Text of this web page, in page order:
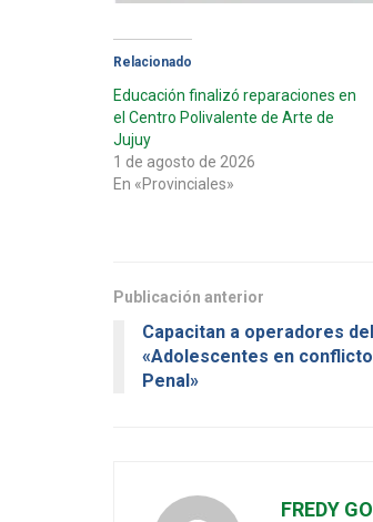
Relacionado
Educación finalizó reparaciones en
el Centro Polivalente de Arte de
Jujuy
1 de agosto de 2026
En «Provinciales»
Publicación anterior
Capacitan a operadores
«Adolescentes en
Penal»
FREDY